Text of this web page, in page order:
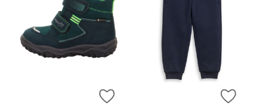
ZUR WUNSCHLISTE HINZUFÜGEN
ZUR